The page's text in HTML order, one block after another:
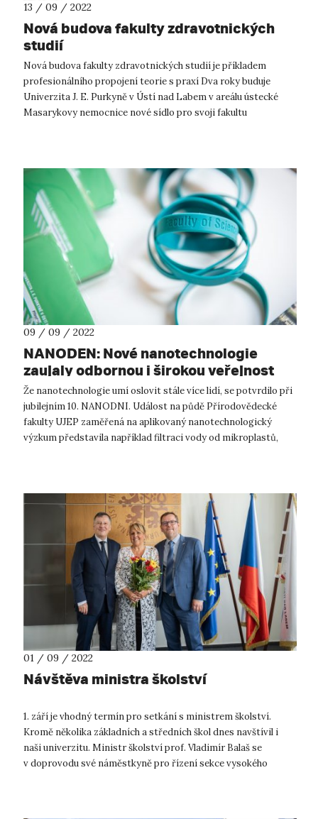
13 / 09 / 2022
Nová budova fakulty zdravotnických
studií
Nová budova fakulty zdravotnických studií je příkladem
profesionálního propojení teorie s praxí Dva roky buduje
Univerzita J. E. Purkyně v Ústí nad Labem v areálu ústecké
Masarykovy nemocnice nové sídlo pro svoji fakultu
09 / 09 / 2022
NANODEN: Nové nanotechnologie
zaujaly odbornou i širokou veřejnost
Že nanotechnologie umí oslovit stále více lidí, se potvrdilo při
jubilejním 10. NANODNI. Událost na půdě Přírodovědecké
fakulty UJEP zaměřená na aplikovaný nanotechnologický
výzkum představila například filtraci vody od mikroplastů,
01 / 09 / 2022
Návštěva ministra školství
1. září je vhodný termín pro setkání s ministrem školství.
Kromě několika základních a středních škol dnes navštívil i
naši univerzitu. Ministr školství prof. Vladimír Balaš se
v doprovodu své náměstkyně pro řízení sekce vysokého